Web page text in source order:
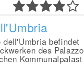
befindet
des Palazzo
Kommunalpalast